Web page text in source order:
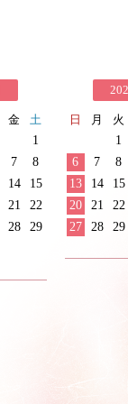
金
土
1
7
8
14
15
21
22
28
29
日 月 火
1
6
7 8
13
14 15
20
21 22
27
28 29